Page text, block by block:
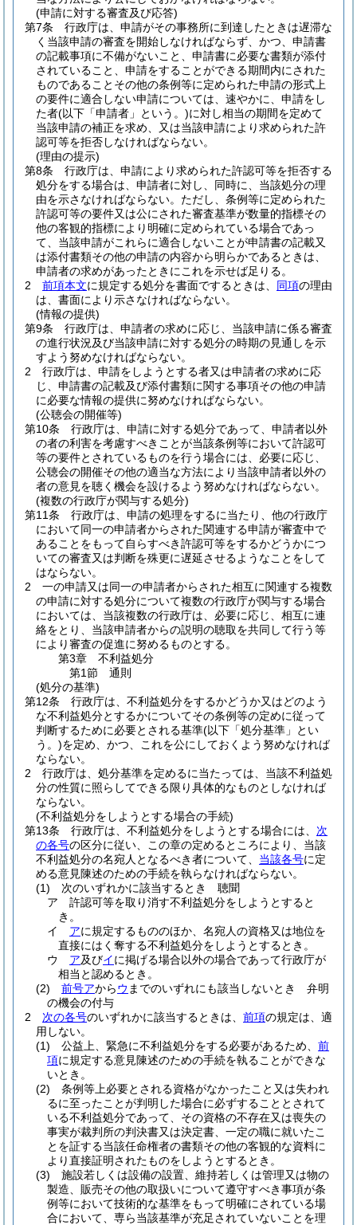
(申請に対する審査及び応答)
第7条
行政庁は、申請がその事務所に到達したときは遅滞な
く当該申請の審査を開始しなければならず、かつ、申請書
の記載事項に不備がないこと、申請書に必要な書類が添付
されていること、申請をすることができる期間内にされた
ものであることその他の条例等に定められた申請の形式上
の要件に適合しない申請については、速やかに、申請をし
た者(以下「申請者」という。)に対し相当の期間を定めて
当該申請の補正を求め、又は当該申請により求められた許
認可等を拒否しなければならない。
(理由の提示)
第8条
行政庁は、申請により求められた許認可等を拒否する
処分をする場合は、申請者に対し、同時に、当該処分の理
由を示さなければならない。 ただし、条例等に定められた
許認可等の要件又は公にされた審査基準が数量的指標その
他の客観的指標により明確に定められている場合であっ
て、当該申請がこれらに適合しないことが申請書の記載又
は添付書類その他の申請の内容から明らかであるときは、
申請者の求めがあったときにこれを示せば足りる。
2
前項本文に規定する処分を書面でするときは、 同項の理由
は、書面により示さなければならない。
(情報の提供)
第9条
行政庁は、申請者の求めに応じ、当該申請に係る審査
の進行状況及び当該申請に対する処分の時期の見通しを示
すよう努めなければならない。
2
行政庁は、申請をしようとする者又は申請者の求めに応
じ、申請書の記載及び添付書類に関する事項その他の申請
に必要な情報の提供に努めなければならない。
(公聴会の開催等)
第10条
行政庁は、申請に対する処分であって、申請者以外
の者の利害を考慮すべきことが当該条例等において許認可
等の要件とされているものを行う場合には、必要に応じ、
公聴会の開催その他の適当な方法により当該申請者以外の
者の意見を聴く機会を設けるよう努めなければならない。
(複数の行政庁が関与する処分)
第11条
行政庁は、申請の処理をするに当たり、他の行政庁
において同一の申請者からされた関連する申請が審査中で
あることをもって自らすべき許認可等をするかどうかにつ
いての審査又は判断を殊更に遅延させるようなことをして
はならない。
2
一の申請又は同一の申請者からされた相互に関連する複数
の申請に対する処分について複数の行政庁が関与する場合
においては、当該複数の行政庁は、必要に応じ、相互に連
絡をとり、当該申請者からの説明の聴取を共同して行う等
により審査の促進に努めるものとする。
第3章
不利益処分
第1節
通則
(処分の基準)
第12条
行政庁は、不利益処分をするかどうか又はどのよう
な不利益処分とするかについてその条例等の定めに従って
判断するために必要とされる基準(以下「処分基準」とい
う。)を定め、かつ、これを公にしておくよう努めなければ
ならない。
2
行政庁は、処分基準を定めるに当たっては、当該不利益処
分の性質に照らしてできる限り具体的なものとしなければ
ならない。
(不利益処分をしようとする場合の手続)
第13条
行政庁は、不利益処分をしようとする場合には、 次
の各号の区分に従い、この章の定めるところにより、当該
不利益処分の名宛人となるべき者について、 当該各号に定
める意見陳述のための手続を執らなければならない。
(1)
次のいずれかに該当するとき 聴聞
ア
許認可等を取り消す不利益処分をしようとすると
き。
イ
アに規定するもののほか、名宛人の資格又は地位を
直接にはく奪する不利益処分をしようとするとき。
ウ
ア及びイに掲げる場合以外の場合であって行政庁が
相当と認めるとき。
(2)
前号アからウ までのいずれにも該当しないとき 弁明
の機会の付与
2
次の各号のいずれかに該当するときは、 前項の規定は、適
用しない。
(1)
公益上、緊急に不利益処分をする必要があるため、 前
項に規定する意見陳述のための手続を執ることができな
いとき。
(2)
条例等上必要とされる資格がなかったこと又は失われ
るに至ったことが判明した場合に必ずすることとされて
いる不利益処分であって、その資格の不存在又は喪失の
事実が裁判所の判決書又は決定書、一定の職に就いたこ
とを証する当該任命権者の書類その他の客観的な資料に
より直接証明されたものをしようとするとき。
(3)
施設若しくは設備の設置、維持若しくは管理又は物の
製造、販売その他の取扱いについて遵守すべき事項が条
例等において技術的な基準をもって明確にされている場
合において、専ら当該基準が充足されていないことを理